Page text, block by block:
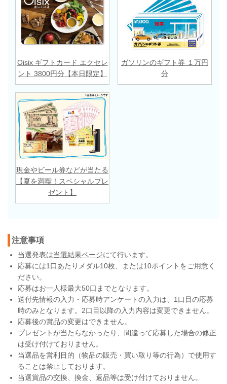
Oisix ギフトカード エクセレ
ント 3800円分【本日限定】
ガソリンのギフト券 １万円
分
現金やビール券などが当たる
【夏を満喫！スペシャルプレ
ゼント】
注意事項
当選発表は当選結果ページにて行います。
応募には1口あたりメダル10枚、または10ポイントをご用意く
ださい。
応募はお一人様最大50口までとなります。
送付先情報の入力・応募時アンケートの入力は、1口目の応募
時のみとなります。2口目以降の入力内容は変更できません。
応募後の賞品の変更はできません。
プレゼントが当たらなかったり、間違って応募した場合の修正
は受け付けておりません。
当選品を営利目的（物品の販売・買い取り等の行為）で使用す
ることは禁止しております。
当選賞品の交換、換金、返品等は受け付けておりません。